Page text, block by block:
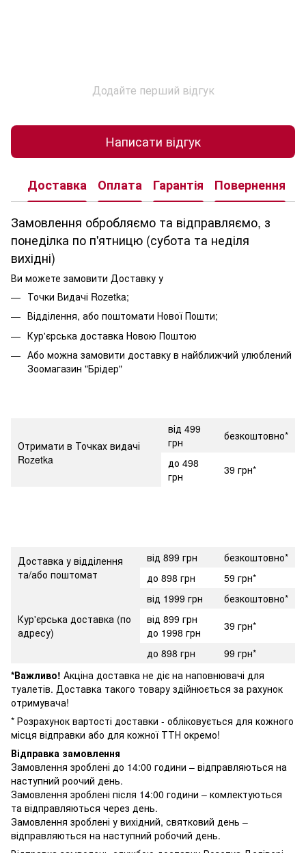
Додайте перший відгук
Написати відгук
Доставка Оплата Гарантія Повернення
Замовлення обробляємо та відправляємо, з
понеділка по п'ятницю (субота та неділя
вихідні)
Ви можете замовити Доставку у
Точки Видачі Rozetka;
Відділення, або поштомати Нової Пошти;
Кур'єрська доставка Новою Поштою
Або можна замовити доставку в найближчий улюблений
Зоомагазин "Брідер"
Отримати в Точках видачі
Rozetka
від 499
грн
безкоштовно*
до 498
грн
39 грн*
Доставка у відділення
та/або поштомат
від 899 грн
безкоштовно*
до 898 грн
59 грн*
Кур'єрська доставка (по
адресу)
від 1999 грн
безкоштовно*
від 899 грн
до 1998 грн
39 грн*
до 898 грн
99 грн*
*Важливо! Акціна доставка не діє на наповнювачі для
туалетів. Доставка такого товару здійнюється за рахунок
отримувача!
* Розрахунок вартості доставки - обліковується для кожного
місця відправки або для кожної ТТН окремо!
Відправка замовлення
Замовлення зроблені до 14:00 години – відправляються на
наступний роочий день.
Замовлення зроблені після 14:00 години – комлектуються
та відправляються через день.
Замовлення зроблені у вихідний, святковий день –
відправляються на наступний робочий день.